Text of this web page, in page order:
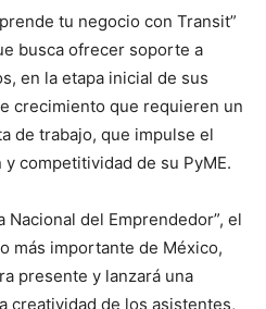
tu negocio con Transit”
busca ofrecer soporte a
en la etapa inicial de sus
crecimiento que requieren un
de trabajo, que impulse el
competitividad de su PyME.
Nacional del Emprendedor”, el
más importante de México,
presente y lanzará una
creatividad de los asistentes,